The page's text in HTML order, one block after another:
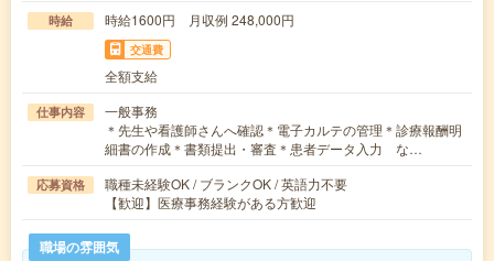
時給 時給1600円 月収例 248,000円
交通費
全額支給
仕事内容
一般事務
＊先生や看護師さんへ確認＊電子カルテの管理＊診療報酬明
細書の作成＊書類提出・審査＊患者データ入力 な…
応募資格
職種未経験OK / ブランクOK / 英語力不要
【歓迎】医療事務経験がある方歓迎
職場の雰囲気